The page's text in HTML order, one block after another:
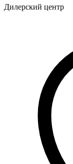
Дилерский центр